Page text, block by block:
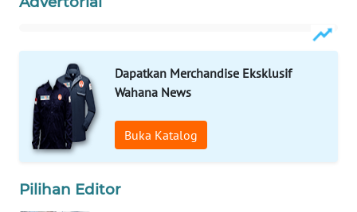
Dapatkan Merchandise Eksklusif
Wahana News
Buka Katalog
Pilihan Editor
WAHANA
TRAVEL
WAHANA
TV